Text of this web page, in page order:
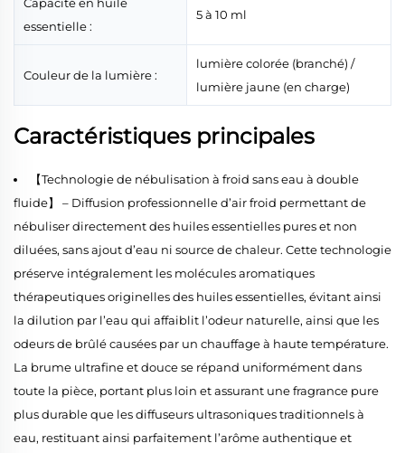
Capacité en huile
essentielle :
5 à 10 ml
Couleur de la lumière :
lumière colorée (branché) /
lumière jaune (en charge)
Caractéristiques principales
【Technologie de nébulisation à froid sans eau à double
fluide】 – Diffusion professionnelle d’air froid permettant de
nébuliser directement des huiles essentielles pures et non
diluées, sans ajout d’eau ni source de chaleur. Cette technologie
préserve intégralement les molécules aromatiques
thérapeutiques originelles des huiles essentielles, évitant ainsi
la dilution par l’eau qui affaiblit l’odeur naturelle, ainsi que les
odeurs de brûlé causées par un chauffage à haute température.
La brume ultrafine et douce se répand uniformément dans
toute la pièce, portant plus loin et assurant une fragrance pure
plus durable que les diffuseurs ultrasoniques traditionnels à
eau, restituant ainsi parfaitement l’arôme authentique et